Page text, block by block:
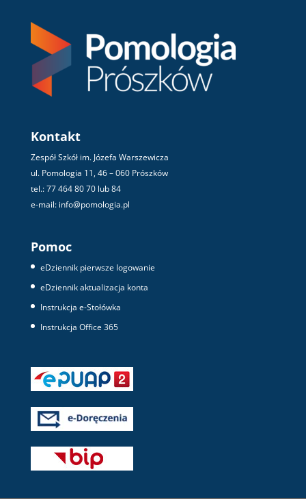
Kontakt
Zespół Szkół im. Józefa Warszewicza
ul. Pomologia 11, 46 – 060 Prószków
tel.: 77 464 80 70 lub 84
e-mail: info@pomologia.pl
Pomoc
eDziennik pierwsze logowanie
eDziennik aktualizacja konta
Instrukcja e-Stołówka
Instrukcja Office 365